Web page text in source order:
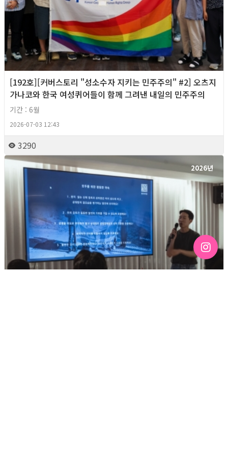
[192호][커버스토리 "성소수자 지키는 민주주의" #2] 오츠지
가나코와 한국 여성퀴어들이 함께 그려낸 내일의 민주주의
기간 : 6월
2026-07-03 12:43
3290
2026년